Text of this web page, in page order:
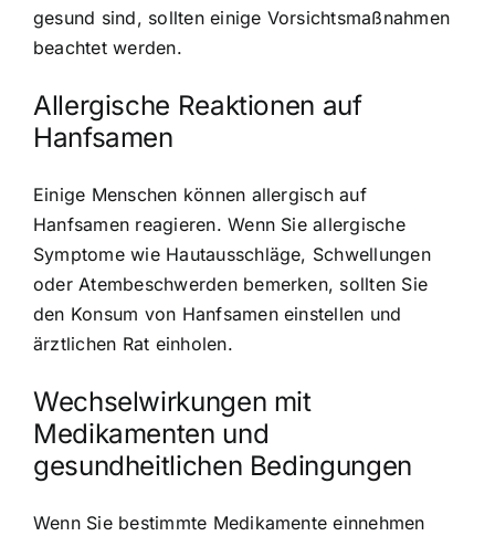
gesund sind, sollten einige Vorsichtsmaßnahmen
beachtet werden.
Allergische Reaktionen auf
Hanfsamen
Einige Menschen können allergisch auf
Hanfsamen reagieren. Wenn Sie allergische
Symptome wie Hautausschläge, Schwellungen
oder Atembeschwerden bemerken, sollten Sie
den Konsum von Hanfsamen einstellen und
ärztlichen Rat einholen.
Wechselwirkungen mit
Medikamenten und
gesundheitlichen Bedingungen
Wenn Sie bestimmte Medikamente einnehmen